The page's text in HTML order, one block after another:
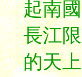
起南
長江
的天